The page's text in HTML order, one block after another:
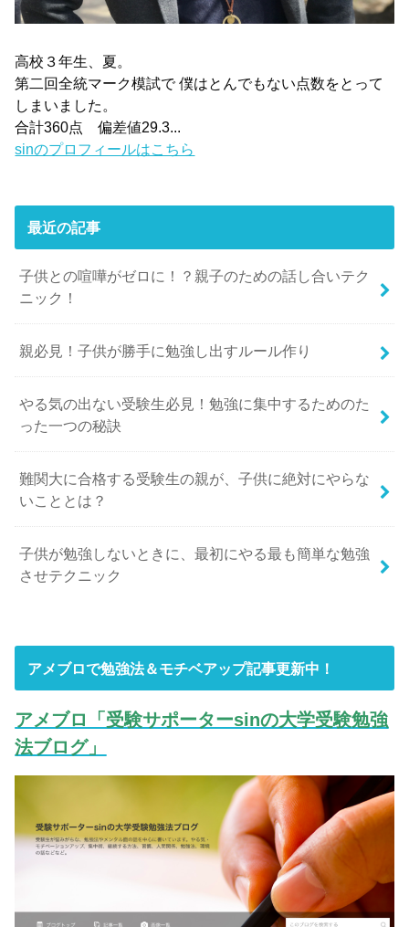
高校３年生、夏。
第二回全統マーク模試で 僕はとんでもない点数をとって
しまいました。
合計360点 偏差値29.3...
sinのプロフィールはこちら
最近の記事
子供との喧嘩がゼロに！？親子のための話し合いテク
ニック！
親必見！子供が勝手に勉強し出すルール作り
やる気の出ない受験生必見！勉強に集中するためのた
った一つの秘訣
難関大に合格する受験生の親が、子供に絶対にやらな
いこととは？
子供が勉強しないときに、最初にやる最も簡単な勉強
させテクニック
アメブロで勉強法＆モチベアップ記事更新中！
アメブロ「受験サポーターsinの大学受験勉強
法ブログ」